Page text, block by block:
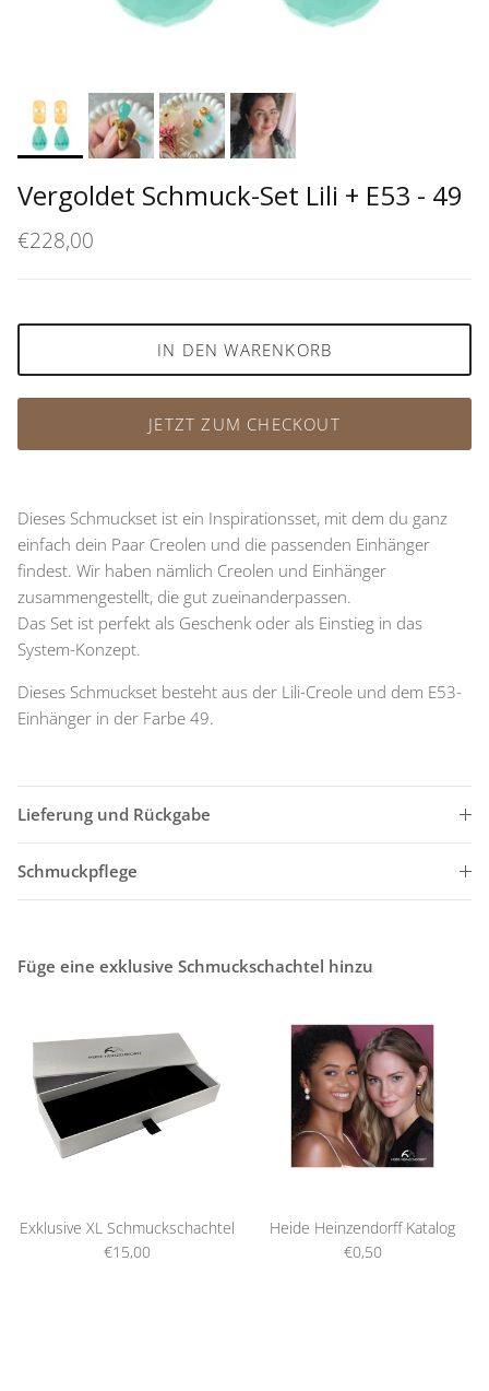
Vergoldet Schmuck-Set Lili + E53 - 49
€228,00
IN DEN WARENKORB
JETZT ZUM CHECKOUT
Dieses Schmuckset ist ein Inspirationsset, mit dem du ganz
einfach dein Paar Creolen und die passenden Einhänger
findest. Wir haben nämlich Creolen und Einhänger
zusammengestellt, die gut zueinanderpassen.
Das Set ist perfekt als Geschenk oder als Einstieg in das
System-Konzept.
Dieses Schmuckset besteht aus der Lili-Creole und dem E53-
Einhänger in der Farbe 49.
Lieferung und Rückgabe
Schmuckpflege
Füge eine exklusive Schmuckschachtel hinzu
Exklusive XL Schmuckschachtel
€15,00
Heide Heinzendorff Katalog
€0,50